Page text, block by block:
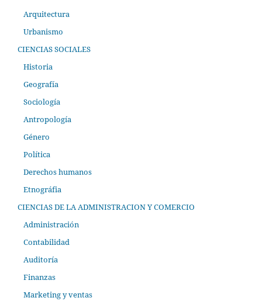
Arquitectura
Urbanismo
CIENCIAS SOCIALES
Historia
Geografía
Sociología
Antropología
Género
Política
Derechos humanos
Etnográfia
CIENCIAS DE LA ADMINISTRACION Y COMERCIO
Administración
Contabilidad
Auditoría
Finanzas
Marketing y ventas